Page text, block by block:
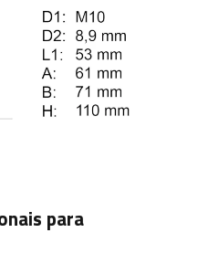
para